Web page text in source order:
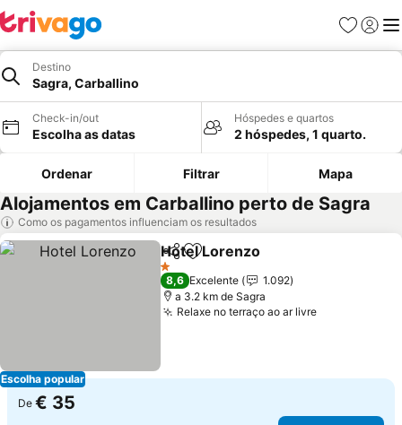
Favoritos
Iniciar
Destino
Sagra, Carballino
Check-in/out
Escolha as datas
Hóspedes e quartos
2 hóspedes, 1 quarto.
Ordenar Filtrar Mapa
Alojamentos em Carballino perto de Sagra
Como os pagamentos influenciam os resultados
Escolha popular
PartilharAdicionar aos favoritos
Hotel Lorenzo
1 Estrelas
8,6 Excelente
1.092
a 3.2 km de Sagra
Relaxe no terraço ao ar livre
De € 35